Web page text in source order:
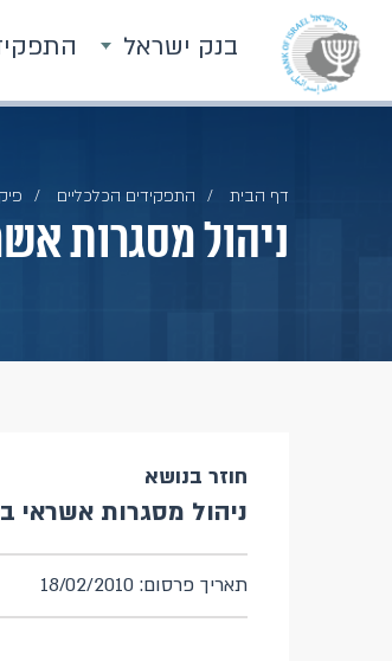
בנק ישראל
דף הבית התפקידים הכלכליים
ניהול מסגרות
חוזר בנושא
ניהול מסגרות אשראי
תאריך פרסום: 18/02/2010